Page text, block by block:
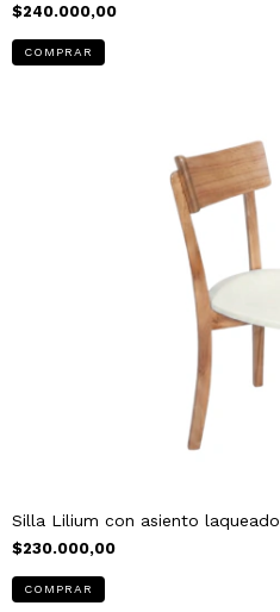
$240.000,00
Silla Lilium con asiento laqueado
$230.000,00